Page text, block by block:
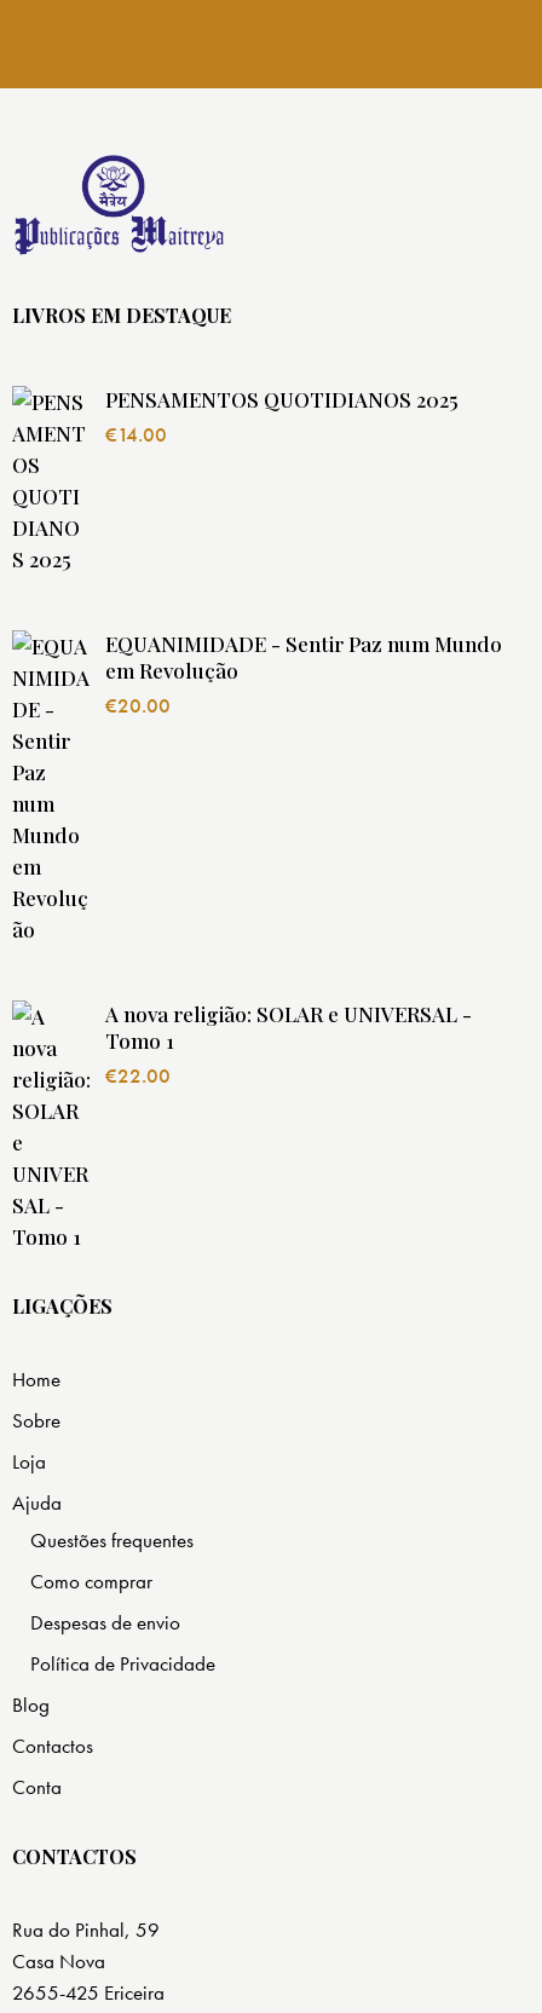
LIVROS EM DESTAQUE
PENSAMENTOS QUOTIDIANOS 2025
€14.00
EQUANIMIDADE - Sentir Paz num Mundo
em Revolução
€20.00
A nova religião: SOLAR e UNIVERSAL -
Tomo 1
€22.00
LIGAÇÕES
Home
Sobre
Loja
Ajuda
Questões frequentes
Como comprar
Despesas de envio
Política de Privacidade
Blog
Contactos
Conta
CONTACTOS
Rua do Pinhal, 59
Casa Nova
2655-425 Ericeira